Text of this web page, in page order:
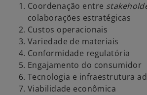
Coordenação entre
colaborações estratégicas
Custos operacionais
Variedade de materiais
Conformidade regulatória
Engajamento do consumidor
Tecnologia e infraestrutura
Viabilidade econômica